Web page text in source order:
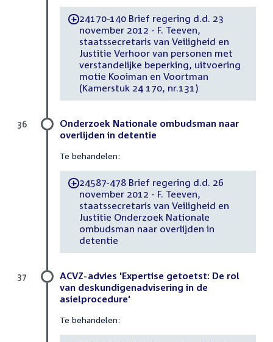
-24170-140 Brief regering d.d. 23
november 2012 - F. Teeven,
staatssecretaris van Veiligheid en
Justitie Verhoor van personen met
verstandelijke beperking, uitvoering
motie Kooiman en Voortman
(Kamerstuk 24 170, nr.131)
Onderzoek Nationale ombudsman naar
overlijden in detentie
Te behandelen:
-24587-478 Brief regering d.d. 26
november 2012 - F. Teeven,
staatssecretaris van Veiligheid en
Justitie Onderzoek Nationale
ombudsman naar overlijden in
detentie
36
ACVZ-advies 'Expertise getoetst: De rol
van deskundigenadvisering in de
asielprocedure'
Te behandelen:
37